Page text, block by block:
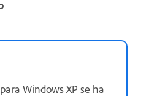
Windows XP se ha